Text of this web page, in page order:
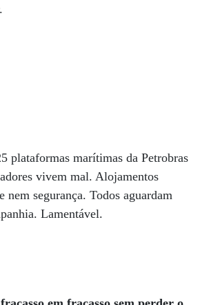
plataformas marítimas da Petrobras
vivem mal. Alojamentos
nem segurança. Todos aguardam
Lamentável.